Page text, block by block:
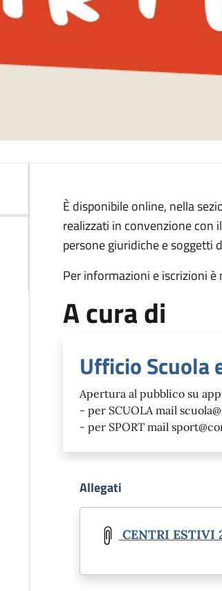
Descrizione
È disponibile online, nella
realizzati in convenzione con
persone giuridiche e soggetti
Per informazioni e iscrizioni
A cura di
Ufficio Scuola
Apertura al pubblico su
- per SCUOLA mail
- per SPORT mail
Allegati
CENTRI ESTIVI